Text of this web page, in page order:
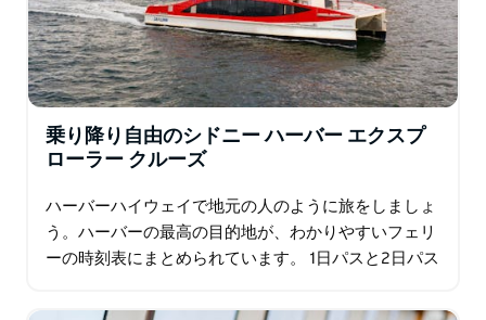
乗り降り自由のシドニー ハーバー エクスプ
ローラー クルーズ
ハーバーハイウェイで地元の人のように旅をしましょ
う。ハーバーの最高の目的地が、わかりやすいフェリ
ーの時刻表にまとめられています。 1日パスと2日パス
聞きながら、好きなときに自由に乗り降りできます。